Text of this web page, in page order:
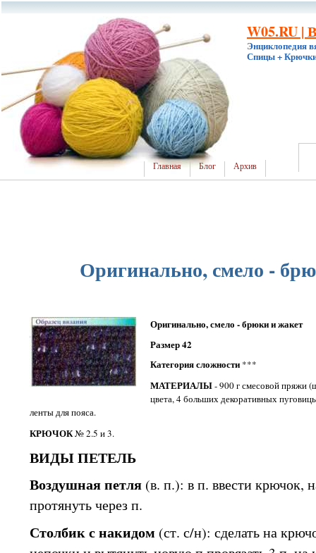
W05.RU |
Энциклопедия
Спицы +
Главная Блог Архив
Оригинально, смело -
Оригинально, смело - брюки и жакет
Размер 42
Категория сложности ***
МАТЕРИАЛЫ- 900 г смесовой пряжи
цвета, 4 больших декоративных
ленты для пояса.
КРЮЧОК№ 2.5 и 3.
ВИДЫ ПЕТЕЛЬ
Воздушная петля (в. п.): в п. ввести крючок,
протянуть через п.
Столбик с накидом (ст. с/н): сделать на